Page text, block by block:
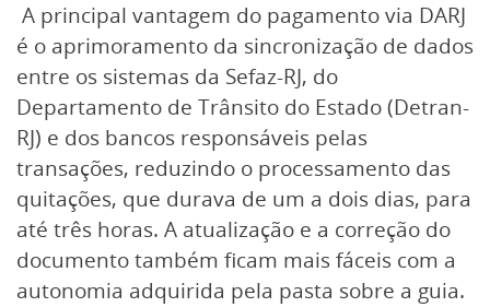
A principal vantagem do pagamento via DARJ
é o aprimoramento da sincronização de dados
entre os sistemas da Sefaz-RJ, do
Departamento de Trânsito do Estado (Detran-
RJ) e dos bancos responsáveis pelas
transações, reduzindo o processamento das
quitações, que durava de um a dois dias, para
até três horas. A atualização e a correção do
documento também ficam mais fáceis com a
autonomia adquirida pela pasta sobre a guia.